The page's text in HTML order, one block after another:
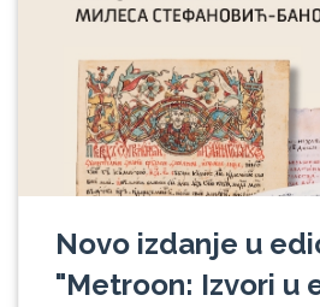
Novo izdanje u
"Metroon: Izvori u